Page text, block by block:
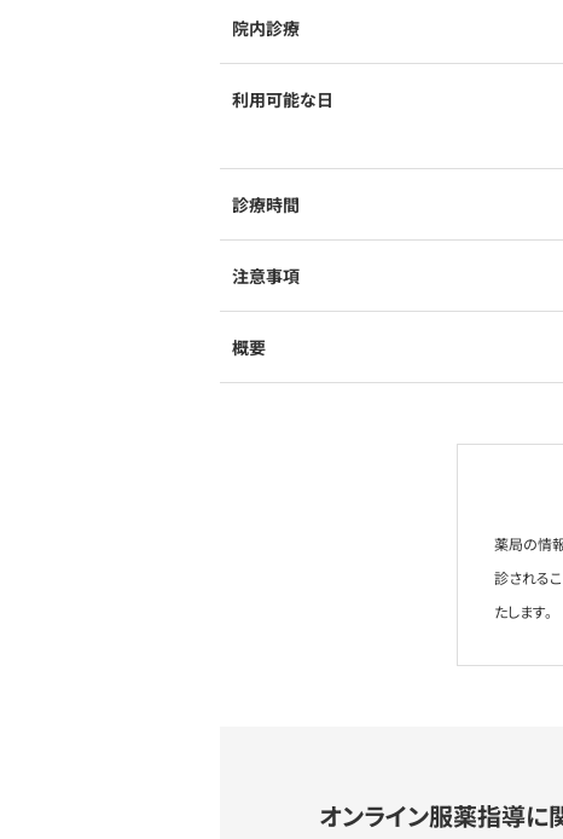
院内診療
利用可能な日
診療時間
注意事項
概要
薬局の情
診される
たします。
オンライン服薬指導に